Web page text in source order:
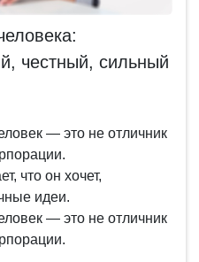
честный, сильный
— это не отличник
что он хочет,
идеи.
— это не отличник